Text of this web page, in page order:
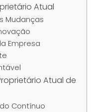
Atual
Mudanças
Empresa
Atual de
Contínuo